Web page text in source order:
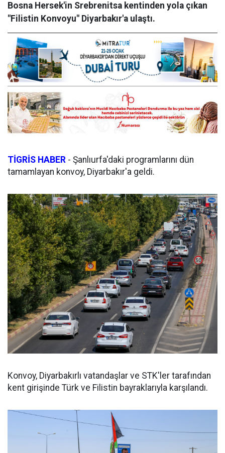
Bosna Hersek'in Srebrenitsa kentinden yola çıkan
"Filistin Konvoyu" Diyarbakır'a ulaştı.
TİGRİS HABER - Şanlıurfa'daki programlarını dün
tamamlayan konvoy, Diyarbakır'a geldi.
Konvoy, Diyarbakırlı vatandaşlar ve STK'ler tarafından
kent girişinde Türk ve Filistin bayraklarıyla karşılandı.